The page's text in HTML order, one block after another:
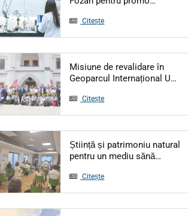
Citește
Misiune de revalidare în
Geoparcul Internațional U…
Citește
Știință și patrimoniu natural
pentru un mediu sănă…
Citește